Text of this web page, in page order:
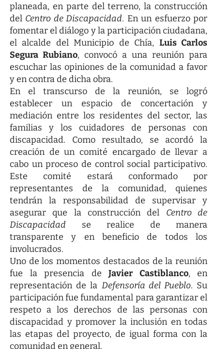
planeada, en parte del terreno, la construcción
del Centro de Discapacidad. En un esfuerzo por
fomentar el diálogo y la participación ciudadana,
el alcalde del Municipio de Chía, Luis Carlos
Segura Rubiano, convocó a una reunión para
escuchar las opiniones de la comunidad a favor
y en contra de dicha obra.
En el transcurso de la reunión, se logró
establecer un espacio de concertación y
mediación entre los residentes del sector, las
familias y los cuidadores de personas con
discapacidad. Como resultado, se acordó la
creación de un comité encargado de llevar a
cabo un proceso de control social participativo.
Este comité estará conformado por
representantes de la comunidad, quienes
tendrán la responsabilidad de supervisar y
asegurar que la construcción del Centro de
Discapacidad se realice de manera
transparente y en beneficio de todos los
involucrados.
Uno de los momentos destacados de la reunión
fue la presencia de Javier Castiblanco, en
representación de la Defensoría del Pueblo. Su
participación fue fundamental para garantizar el
respeto a los derechos de las personas con
discapacidad y promover la inclusión en todas
las etapas del proyecto, de igual forma con la
comunidad en general.